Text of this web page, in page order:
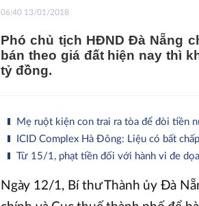
06:40 13/01/2018
Phó chủ tịch HĐND Đà Nẵng
bán theo giá đất hiện nay thì
tỷ đồng.
Mẹ ruột kiện con trai ra tòa để đòi tiền
ICID Complex Hà Đông: Liệu có bất
Từ 15/1, phạt tiền đối với hành vi đe
Ngày 12/1, Bí thư Thành ủy Đà